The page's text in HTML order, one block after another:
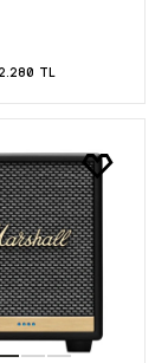
2.280 TL